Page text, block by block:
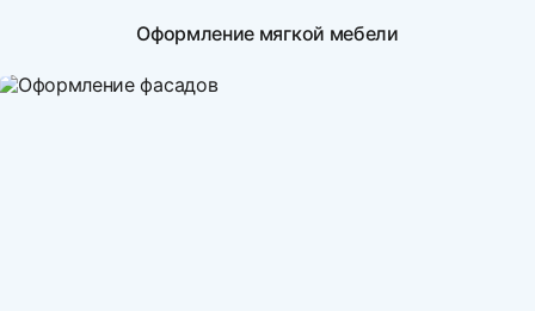
Оформление мягкой мебели